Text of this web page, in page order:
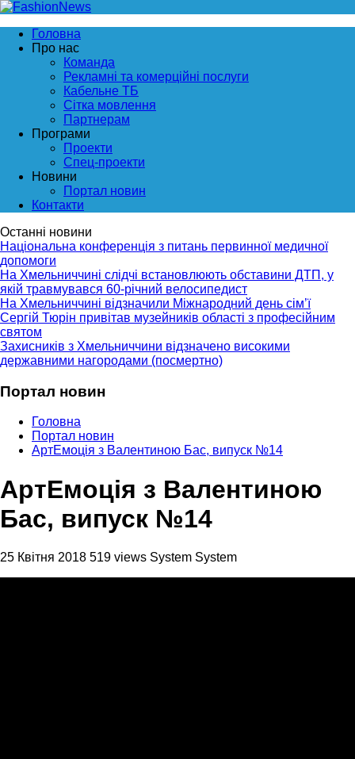
Головна
Про нас
Команда
Рекламні та комерційні послуги
Кабельне ТБ
Сітка мовлення
Партнерам
Програми
Проекти
Спец-проекти
Новини
Портал новин
Контакти
Останні новини
Національна конференція з питань первинної медичної
допомоги
На Хмельниччині слідчі встановлюють обставини ДТП, у
якій травмувався 60-річний велосипедист
На Хмельниччині відзначили Міжнародний день сім’ї
Сергій Тюрін привітав музейників області з професійним
святом
Захисників з Хмельниччини відзначено високими
державними нагородами (посмертно)
Портал новин
Головна
Портал новин
АртЕмоція з Валентиною Бас, випуск №14
АртЕмоція з Валентиною
Бас, випуск №14
25 Квітня 2018 519 views System System